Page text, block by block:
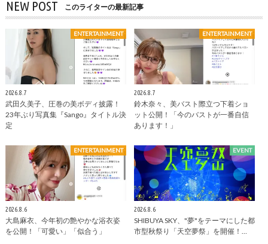
NEW POST このライターの最新記事
ENTERTAINMENT
2026.8.7
武田久美子、圧巻の美ボディ披露！
23年ぶり写真集『Sango』タイトル決
定
ENTERTAINMENT
2026.8.7
鈴木奈々、美バスト際立つ下着ショ
ット公開！「今のバストが一番自信
あります！」
ENTERTAINMENT
2026.8.6
大島麻衣、今年初の艶やかな浴衣姿
を公開！「可愛い」「似合う」
EVENT
2026.8.6
SHIBUYA SKY、"夢"をテーマにした都
市型秋祭り「天空夢祭」を開催！…